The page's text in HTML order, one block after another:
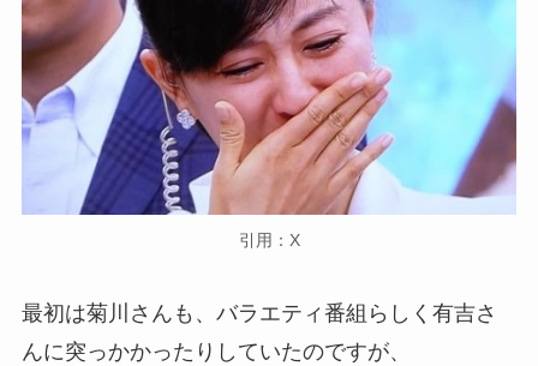
引用：X
最初は菊川さんも、バラエティ番組らしく有吉さ
んに突っかかったりしていたのですが、